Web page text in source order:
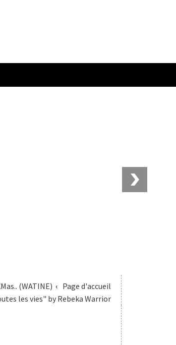
(WATINE)
Page d'accueil
les vies" by Rebeka Warrior